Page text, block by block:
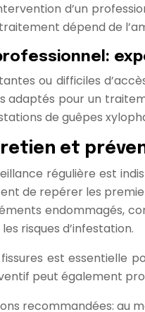
d’un
dépend de
ou difficiles
adaptés pour un
de guêpes
et
régulière est
de repérer les
endommagés,
risques d’infestation.
est essentielle
peut également
recommandées: au